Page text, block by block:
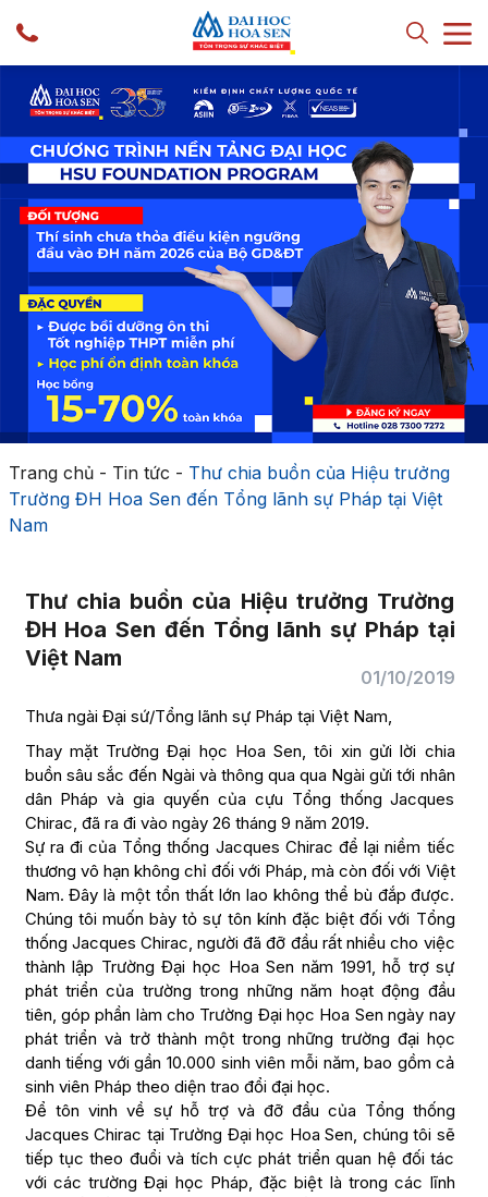
Trang chủ- Tin tức - Thư chia buồn của Hiệu trưởng
Trường ĐH Hoa Sen đến Tổng lãnh sự Pháp tại Việt
Nam
Thư chia buồn của Hiệu trưởng Trường
ĐH Hoa Sen đến Tổng lãnh sự Pháp tại
Việt Nam
01/10/2019
Thưa ngài Đại sứ/Tổng lãnh sự Pháp tại Việt Nam,
Thay mặt Trường Đại học Hoa Sen, tôi xin gửi lời chia
buồn sâu sắc đến Ngài và thông qua qua Ngài gửi tới nhân
dân Pháp và gia quyến của cựu Tổng thống Jacques
Chirac, đã ra đi vào ngày 26 tháng 9 năm 2019.
Sự ra đi của Tổng thống Jacques Chirac để lại niềm tiếc
thương vô hạn không chỉ đối với Pháp, mà còn đối với Việt
Nam. Đây là một tổn thất lớn lao không thể bù đắp được.
Chúng tôi muốn bày tỏ sự tôn kính đặc biệt đối với Tổng
thống Jacques Chirac, người đã đỡ đầu rất nhiều cho việc
thành lập Trường Đại học Hoa Sen năm 1991, hỗ trợ sự
phát triển của trường trong những năm hoạt động đầu
tiên, góp phần làm cho Trường Đại học Hoa Sen ngày nay
phát triển và trở thành một trong những trường đại học
danh tiếng với gần 10.000 sinh viên mỗi năm, bao gồm cả
sinh viên Pháp theo diện trao đổi đại học.
Để tôn vinh về sự hỗ trợ và đỡ đầu của Tổng thống
Jacques Chirac tại Trường Đại học Hoa Sen, chúng tôi sẽ
tiếp tục theo đuổi và tích cực phát triển quan hệ đối tác
với các trường Đại học Pháp, đặc biệt là trong các lĩnh